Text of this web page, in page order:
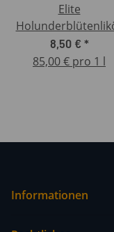
Elite
0,10 Ltr. - 20 % vol.
8,50 € *
85,00 € pro 1 l
Informationen